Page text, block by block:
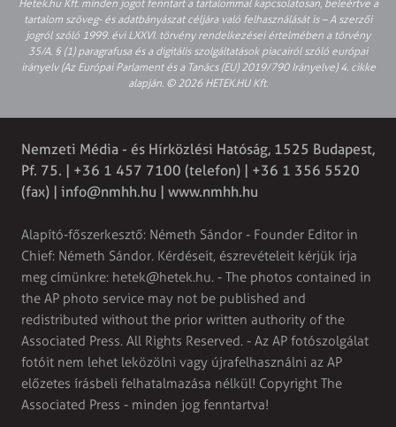
Hetek.hu Kft. minden jogot fenntart a tartalommal kapcsolatosan, beleértve a
tartalom szöveg- és adatbányászat céljára való felhasználását is – A szerzői
jogról szóló 1999. évi LXXVI. törvény rendelkezései értelmében a törvény
35/A. § (1) paragrafusa és a digitális szolgáltatások piacairól szóló európai
irányelv (Az Európai Parlament és a Tanács (EU) 2019/790 Irányelve) 4. cikke
alapján. © 2026 HETEK.HU Kft.
Nemzeti Média - és Hírközlési Hatóság, 1525 Budapest,
Pf. 75. | +36 1 457 7100 (telefon) | +36 1 356 5520
(fax) | info@nmhh.hu | www.nmhh.hu
Alapító-főszerkesztő: Németh Sándor - Founder Editor in
Chief: Németh Sándor. Kérdéseit, észrevételeit kérjük írja
meg címünkre: hetek@hetek.hu. - The photos contained in
the AP photo service may not be published and
redistributed without the prior written authority of the
Associated Press. All Rights Reserved. - Az AP fotószolgálat
fotóit nem lehet leközölni vagy újrafelhasználni az AP
előzetes írásbeli felhatalmazása nélkül! Copyright The
Associated Press - minden jog fenntartva!